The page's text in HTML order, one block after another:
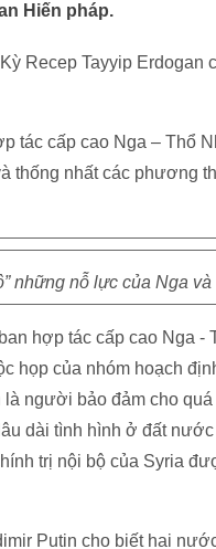
Hiến pháp.
Recep Tayyip
tác cấp cao Nga – Thổ
thống nhất các phương
những nỗ lực của Nga
hợp tác cấp cao Nga
họp của nhóm hoạch
người bảo đảm cho
dài tình hình ở đất
trị nội bộ của Syria
Putin cho biết hai